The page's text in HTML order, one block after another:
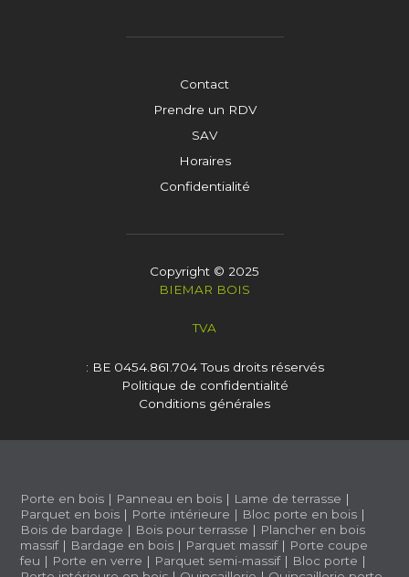
Contact
Prendre un RDV
SAV
Horaires
Confidentialité
Copyright © 2025
BIEMAR BOIS
TVA
: BE 0454.861.704Tous droits réservés
Politique de confidentialité
Conditions générales
Porte en bois | Panneau en bois | Lame de terrasse |
Parquet en bois | Porte intérieure | Bloc porte en bois |
Bois de bardage | Bois pour terrasse | Plancher en bois
massif| Bardage en bois | Parquet massif| Porte coupe
feu | Porte en verre | Parquet semi-massif| Bloc porte |